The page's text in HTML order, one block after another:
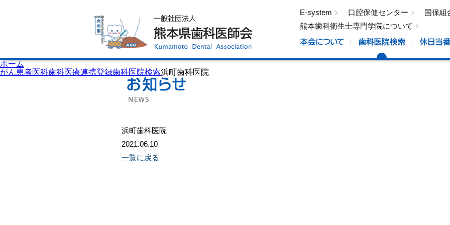
E-system 口腔保健センター
国保組
熊本歯科衛生士専門学院について
ホーム
がん患者医科歯科医療連携登録歯科医院検索浜町歯科医院
浜町歯科医院
2021.06.10
一覧に戻る
歯科医院検索
休日当番医
イベント案内
歯の豆知識
口腔保健センター
国保組合からのお知らせ
熊本歯科衛生士専門学院
会員専用ページ
プライバシーポリシー
サイトマップ